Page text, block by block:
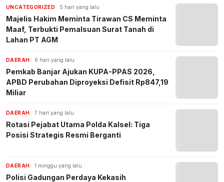
UNCATEGORIZED 5 hari yang lalu
Majelis Hakim Meminta Tirawan CS Meminta
Maaf, Terbukti Pemalsuan Surat Tanah di
Lahan PT AGM
DAERAH 6 hari yang lalu
Pemkab Banjar Ajukan KUPA-PPAS 2026,
APBD Perubahan Diproyeksi Defisit Rp847,19
Miliar
DAERAH 7 hari yang lalu
Rotasi Pejabat Utama Polda Kalsel: Tiga
Posisi Strategis Resmi Berganti
DAERAH 1 minggu yang lalu
Polisi Gadungan Perdaya Kekasih